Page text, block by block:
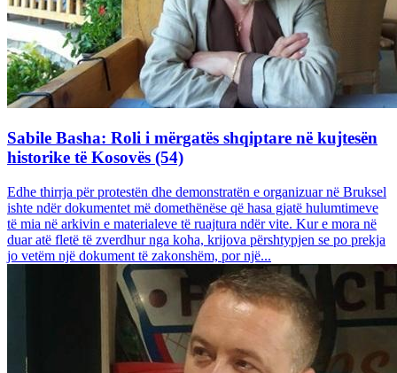
Sabile Basha: Roli i mërgatës shqiptare në kujtesën
historike të Kosovës (54)
Edhe thirrja për protestën dhe demonstratën e organizuar në Bruksel
ishte ndër dokumentet më domethënëse që hasa gjatë hulumtimeve
të mia në arkivin e materialeve të ruajtura ndër vite. Kur e mora në
duar atë fletë të zverdhur nga koha, krijova përshtypjen se po prekja
jo vetëm një dokument të zakonshëm, por një...